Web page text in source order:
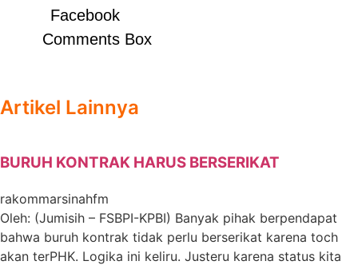
Facebook
Comments Box
Artikel Lainnya
BURUH KONTRAK HARUS BERSERIKAT
rakommarsinahfm
Oleh: (Jumisih – FSBPI-KPBI) Banyak pihak berpendapat
bahwa buruh kontrak tidak perlu berserikat karena toch
akan terPHK. Logika ini keliru. Justeru karena status kita